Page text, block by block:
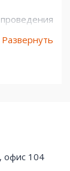
съемках
на
Развернуть
офис 104